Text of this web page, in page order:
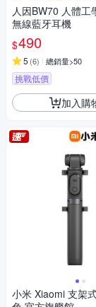
計
人因BW70 人體工
無線藍牙耳機
$490
5 (6) 總銷量>50
挑戰低價
加入購
小米 Xiaomi 支架